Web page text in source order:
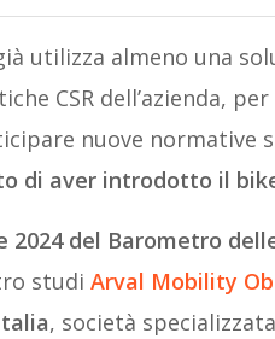
utilizza almeno una
CSR dell’azienda,
nuove normative
di aver introdotto il
2024 del Barometro
studi Arval Mobility
, società